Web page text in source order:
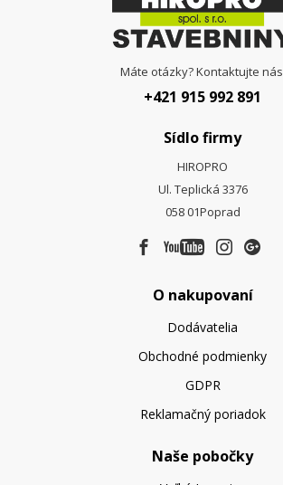
Máte otázky? Kontaktujte
+421 915 992 891
Sídlo firmy
HIROPRO
Ul. Teplická 3376
058 01Poprad
O nakupovaní
Dodávatelia
Obchodné podmienky
GDPR
Reklamačný poriadok
Naše pobočky